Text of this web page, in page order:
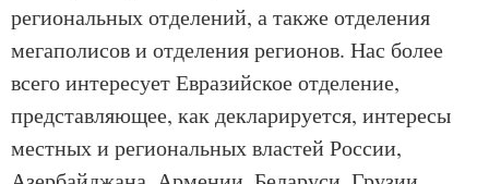
региональных отделений, а также отделения
мегаполисов и отделения регионов. Нас более
всего интересует Евразийское отделение,
представляющее, как декларируется, интересы
местных и региональных властей России,